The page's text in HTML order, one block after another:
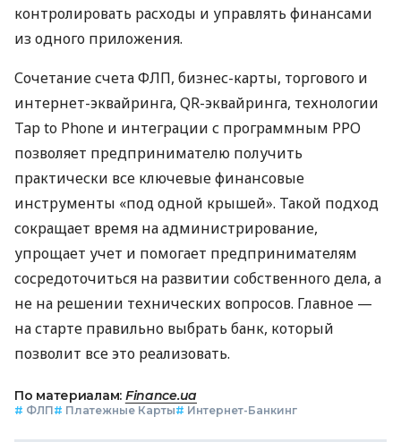
контролировать расходы и управлять финансами
из одного приложения.
Сочетание счета ФЛП, бизнес-карты, торгового и
интернет-эквайринга, QR-эквайринга, технологии
Tap to Phone и интеграции с программным РРО
позволяет предпринимателю получить
практически все ключевые финансовые
инструменты «под одной крышей». Такой подход
сокращает время на администрирование,
упрощает учет и помогает предпринимателям
сосредоточиться на развитии собственного дела, а
не на решении технических вопросов. Главное —
на старте правильно выбрать банк, который
позволит все это реализовать.
По материалам: Finance.ua
# ФЛП# Платежные Карты# Интернет-Банкинг